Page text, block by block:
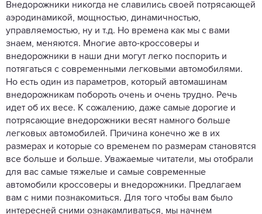
Внедорожники никогда не славились своей потрясающей
аэродинамикой, мощностью, динамичностью,
управляемостью, ну и т.д. Но времена как мы с вами
знаем, меняются. Многие авто-кроссоверы и
внедорожники в наши дни могут легко поспорить и
потягаться с современными легковыми автомобилями.
Но есть один из параметров, который автомашинам
внедорожникам побороть очень и очень трудно. Речь
идет об их весе. К сожалению, даже самые дорогие и
потрясающие внедорожники весят намного больше
легковых автомобилей. Причина конечно же в их
размерах и которые со временем по размерам становятся
все больше и больше. Уважаемые читатели, мы отобрали
для вас самые тяжелые и самые современные
автомобили кроссоверы и внедорожники. Предлагаем
вам с ними познакомиться. Для того чтобы вам было
интересней сними ознакамливаться, мы начнем